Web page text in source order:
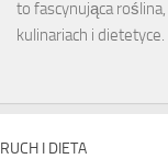
to fascynująca
kulinariach i
RUCH I DIETA